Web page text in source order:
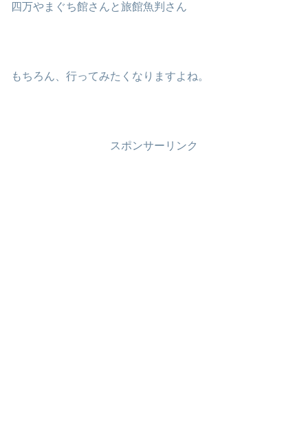
四万やまぐち館さんと旅館魚判さん
もちろん、行ってみたくなりますよね。
スポンサーリンク